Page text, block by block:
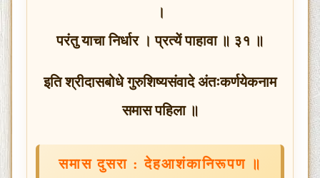
।
परंतु याचा निर्धार । प्रत्यें पाहावा ॥ ३१ ॥
इति श्रीदासबोधे गुरुशिष्यसंवादे अंतःकर्णयेकनाम
समास पहिला ॥
समास दुसरा : देहआशंकानिरूपण ॥